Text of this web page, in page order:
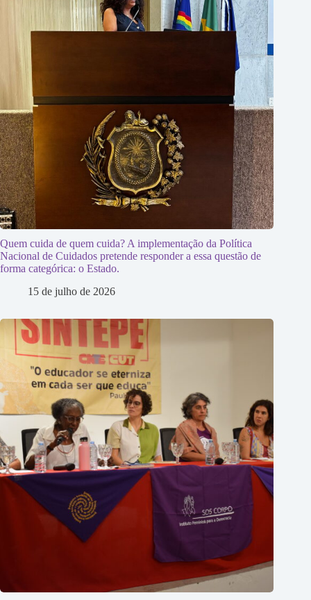
Quem cuida de quem cuida? A implementação da Política
Nacional de Cuidados pretende responder a essa questão de
forma categórica: o Estado.
15 de julho de 2026